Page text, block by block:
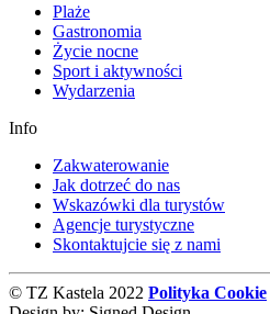
Plaże
Gastronomia
Życie nocne
Sport i aktywności
Wydarzenia
Info
Zakwaterowanie
Jak dotrzeć do nas
Wskazówki dla turystów
Agencje turystyczne
Skontaktujcie się z nami
© TZ Kastela 2022 Polityka Cookie